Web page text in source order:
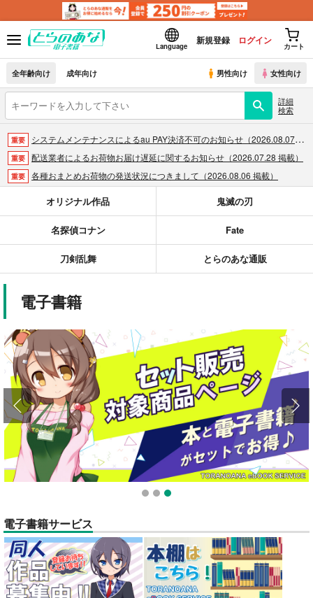
Language
新規登録 ログイン
カート
全年齢向け 成年向け 男性向け 女性向け
詳細
検索
重要 システムメンテナンスによるau PAY決済不可のお知らせ（2026.08.07 掲載）
重要 配送業者によるお荷物お届け遅延に関するお知らせ（2026.07.28 掲載）
重要 各種おまとめお荷物の発送状況につきまして（2026.08.06 掲載）
おまとめサイクル「定期便(月2)」一般会員様の利用再開のお知らせ（2026.02.05 掲載）
重要 「とらのあな×駿河屋日本橋乙女同人誌館」通販店頭受取サービス開始のお知らせ（2026.01.05 更新｜2025.12.30 掲載）
【2025/12/1より】「通販ポイント⇒とらコイン変換キャンペーン」終了のお知らせ（2025.11.21 掲載）
重要 ポイント付与・管理体制改定のお知らせ（2024.11.20 掲載）
オリジナル作品 鬼滅の刃
名探偵コナン Fate
刀剣乱舞 とらのあな通販
電子書籍
1 2 3
電子書籍サービス